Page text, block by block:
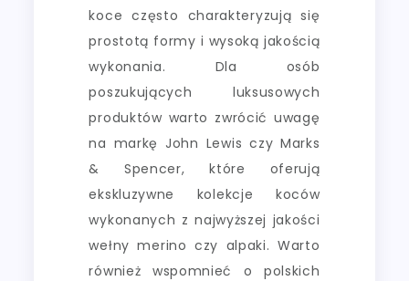
koce często charakteryzują się
prostotą formy i wysoką jakością
wykonania. Dla osób
poszukujących luksusowych
produktów warto zwrócić uwagę
na markę John Lewis czy Marks
& Spencer, które oferują
ekskluzywne kolekcje koców
wykonanych z najwyższej jakości
wełny merino czy alpaki. Warto
również wspomnieć o polskich